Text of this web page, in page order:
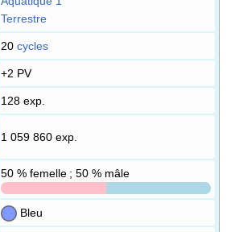
Terrestre
20 cycles
+2 PV
128 exp.
1 059 860 exp.
50 % femelle ; 50 % mâle
Bleu